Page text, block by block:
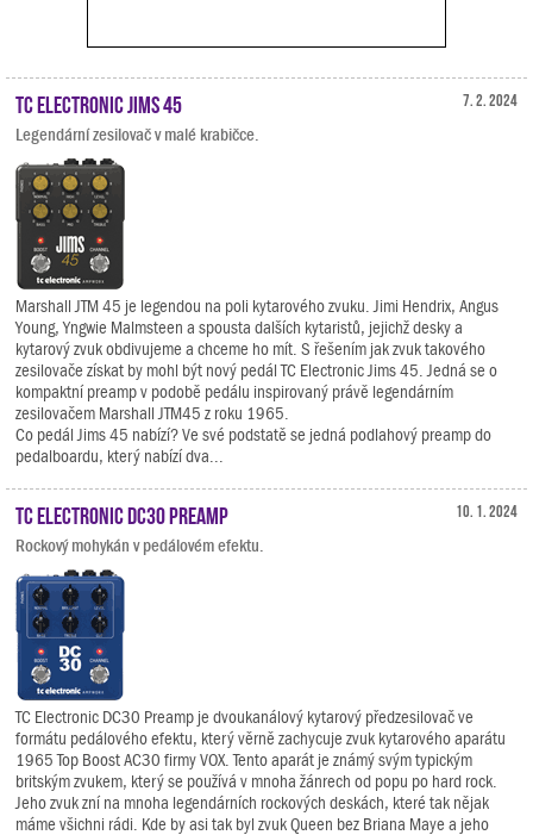
7. 2. 2024
TC Electronic Jims 45
Legendární zesilovač v malé krabičce.
Marshall JTM 45 je legendou na poli kytarového zvuku. Jimi Hendrix, Angus
Young, Yngwie Malmsteen a spousta dalších kytaristů, jejichž desky a
kytarový zvuk obdivujeme a chceme ho mít. S řešením jak zvuk takového
zesilovače získat by mohl být nový pedál TC Electronic Jims 45. Jedná se o
kompaktní preamp v podobě pedálu inspirovaný právě legendárním
zesilovačem Marshall JTM45 z roku 1965.
Co pedál Jims 45 nabízí? Ve své podstatě se jedná podlahový preamp do
pedalboardu, který nabízí dva...
10. 1. 2024
TC Electronic DC30 Preamp
Rockový mohykán v pedálovém efektu.
TC Electronic DC30 Preamp je dvoukanálový kytarový předzesilovač ve
formátu pedálového efektu, který věrně zachycuje zvuk kytarového aparátu
1965 Top Boost AC30 firmy VOX. Tento aparát je známý svým typickým
britským zvukem, který se používá v mnoha žánrech od popu po hard rock.
Jeho zvuk zní na mnoha legendárních rockových deskách, které tak nějak
máme všichni rádi. Kde by asi tak byl zvuk Queen bez Briana Maye a jeho